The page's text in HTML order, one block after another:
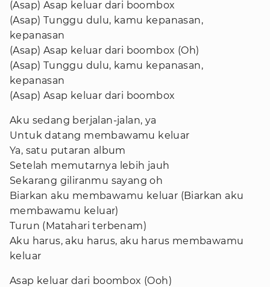
(Asap) Asap keluar dari boombox
(Asap) Tunggu dulu, kamu kepanasan,
kepanasan
(Asap) Asap keluar dari boombox (Oh)
(Asap) Tunggu dulu, kamu kepanasan,
kepanasan
(Asap) Asap keluar dari boombox
Aku sedang berjalan-jalan, ya
Untuk datang membawamu keluar
Ya, satu putaran album
Setelah memutarnya lebih jauh
Sekarang giliranmu sayang oh
Biarkan aku membawamu keluar (Biarkan aku
membawamu keluar)
Turun (Matahari terbenam)
Aku harus, aku harus, aku harus membawamu
keluar
Asap keluar dari boombox (Ooh)